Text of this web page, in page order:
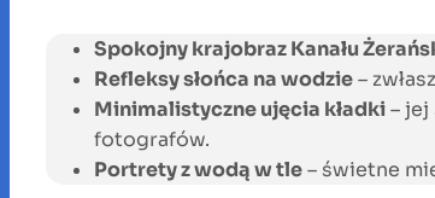
Spokojny krajobraz Kanału
Refleksy słońca na wodzie–
Minimalistyczne ujęcia kładki–
fotografów.
Portrety z wodą w tle– świetne